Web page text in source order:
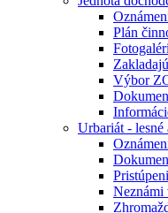
Plán
Výbor
Urbariát -
Neznámi